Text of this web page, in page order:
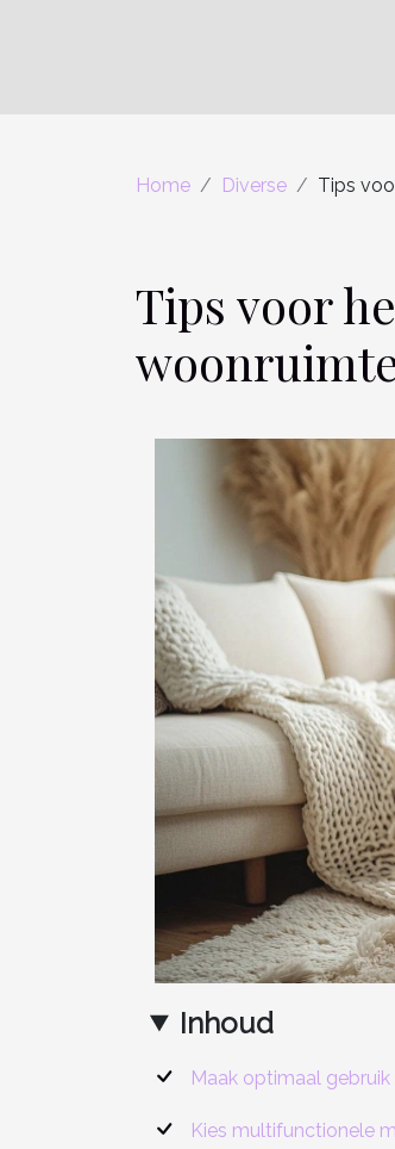
Home Diverse Tips
Tips voor
Inhoud
Maak optimaal
Kies multifunctionele